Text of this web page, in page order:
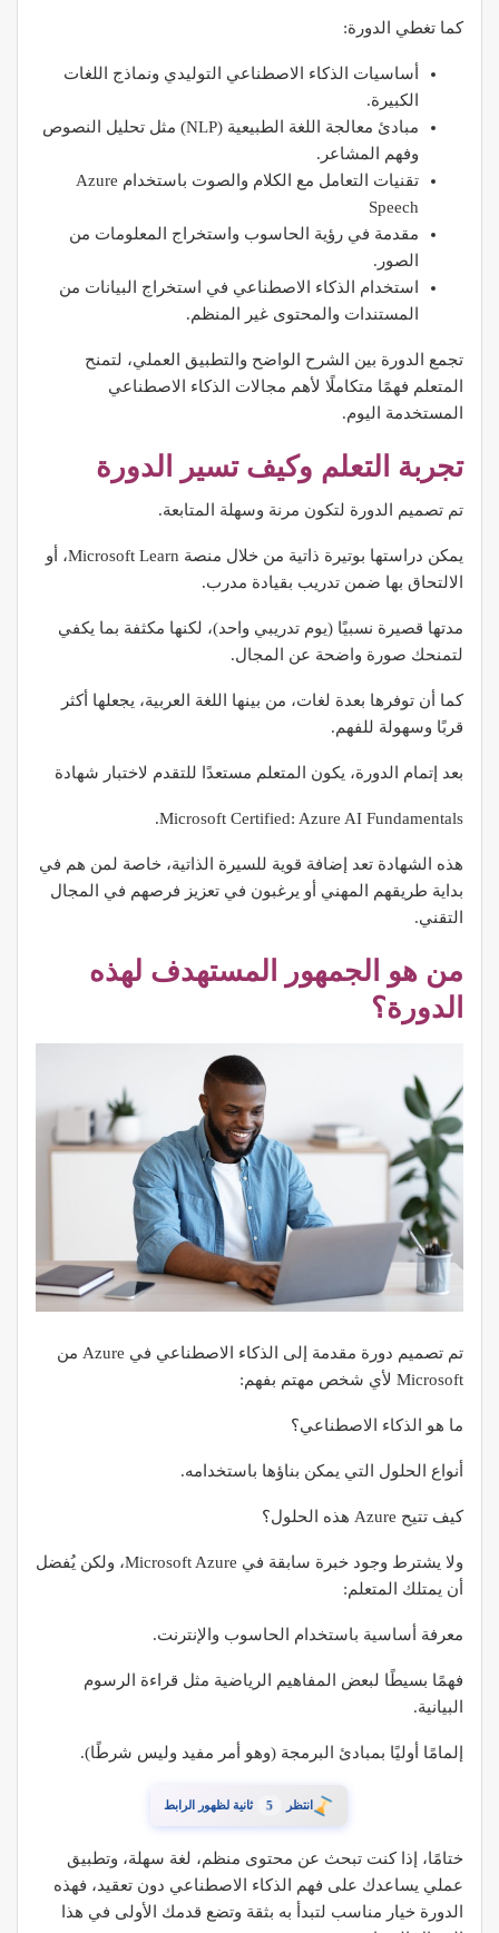
كما تغطي الدورة:
أساسيات الذكاء الاصطناعي التوليدي ونماذج اللغات
الكبيرة.
مبادئ معالجة اللغة الطبيعية (NLP) مثل تحليل النصوص
وفهم المشاعر.
تقنيات التعامل مع الكلام والصوت باستخدام Azure
Speech
مقدمة في رؤية الحاسوب واستخراج المعلومات من
الصور.
استخدام الذكاء الاصطناعي في استخراج البيانات من
المستندات والمحتوى غير المنظم.
تجمع الدورة بين الشرح الواضح والتطبيق العملي، لتمنح
المتعلم فهمًا متكاملًا لأهم مجالات الذكاء الاصطناعي
المستخدمة اليوم.
تجربة التعلم وكيف تسير الدورة
تم تصميم الدورة لتكون مرنة وسهلة المتابعة.
يمكن دراستها بوتيرة ذاتية من خلال منصة Microsoft Learn، أو
الالتحاق بها ضمن تدريب بقيادة مدرب.
مدتها قصيرة نسبيًا (يوم تدريبي واحد)، لكنها مكثفة بما يكفي
لتمنحك صورة واضحة عن المجال.
كما أن توفرها بعدة لغات، من بينها اللغة العربية، يجعلها أكثر
قربًا وسهولة للفهم.
بعد إتمام الدورة، يكون المتعلم مستعدًا للتقدم لاختبار شهادة
Microsoft Certified: Azure AI Fundamentals.
هذه الشهادة تعد إضافة قوية للسيرة الذاتية، خاصة لمن هم في
بداية طريقهم المهني أو يرغبون في تعزيز فرصهم في المجال
التقني.
من هو الجمهور المستهدف لهذه
الدورة؟
تم تصميم دورة مقدمة إلى الذكاء الاصطناعي في Azure من
Microsoft لأي شخص مهتم بفهم:
ما هو الذكاء الاصطناعي؟
أنواع الحلول التي يمكن بناؤها باستخدامه.
كيف تتيح Azure هذه الحلول؟
ولا يشترط وجود خبرة سابقة في Microsoft Azure، ولكن يُفضل
أن يمتلك المتعلم:
معرفة أساسية باستخدام الحاسوب والإنترنت.
فهمًا بسيطًا لبعض المفاهيم الرياضية مثل قراءة الرسوم
البيانية.
إلمامًا أوليًا بمبادئ البرمجة (وهو أمر مفيد وليس شرطًا).
انتظر 4 ثانية لظهور الرابط
ختامًا، إذا كنت تبحث عن محتوى منظم، لغة سهلة، وتطبيق
عملي يساعدك على فهم الذكاء الاصطناعي دون تعقيد، فهذه
الدورة خيار مناسب لتبدأ به بثقة وتضع قدمك الأولى في هذا